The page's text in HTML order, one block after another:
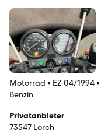
Motorrad • EZ 04/1994•
Benzin
Privatanbieter
73547 Lorch